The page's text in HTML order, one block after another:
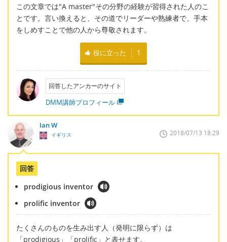
この文章では"A master"その分野の経験が習得された人のこ
とです。言い換えると、その道でリーダーや熟練者で、手本
をしめすことで他の人から尊敬されます。
役に立った 1
回答したアンカーのサイト
DMM講師プロフィール
Ian W
イギリス 2018/07/13 18:29
回答
prodigious inventor
prolific inventor
たくさんのものを生み出す人（発明に限らず）は
「prodigious」「prolific」と表せます。